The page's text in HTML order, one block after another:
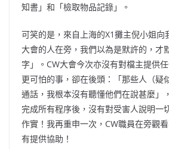
知書」和「檢取物品記錄」。
可笑的是，來自上海的X1攤主倪小姐向
大會的人在旁，我們以為是默許的，才
字」。CW大會今次亦沒有對檔主提供任
更可怕的事，卻在後頭：「那些人（疑
通話，我根本沒有聽懂他們在說甚麼」
完成所有程序後，沒有對受害人說明一
作實！我再重申一次，CW職員在旁觀
有提供協助！